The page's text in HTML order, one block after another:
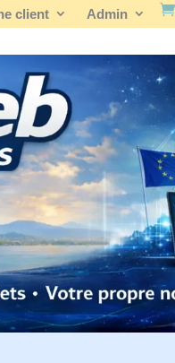
client Admin